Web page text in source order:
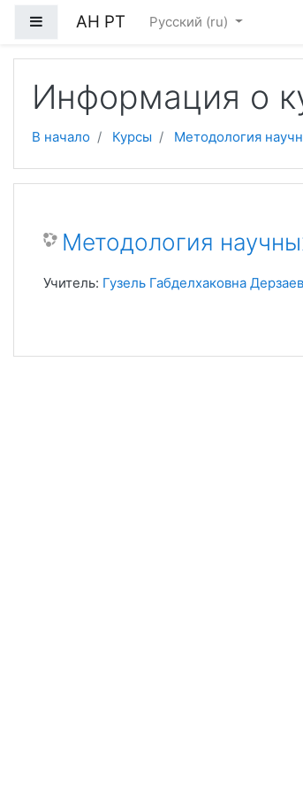
Боковая панель
АН РТ Русский ‎(ru)‎
Информация о
В начало Курсы Методология
Методология
Учитель: Гузель Габделхаковна